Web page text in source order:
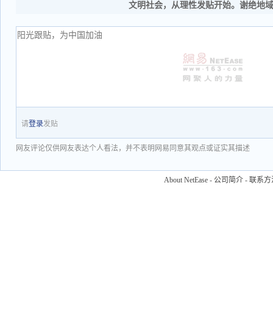
文明社会，从理性发贴开始。谢绝地
请登录发贴
网友评论仅供网友表达个人看法，并不表明网易同意其观点或证实其描述
About NetEase - 公司简介 - 联系方